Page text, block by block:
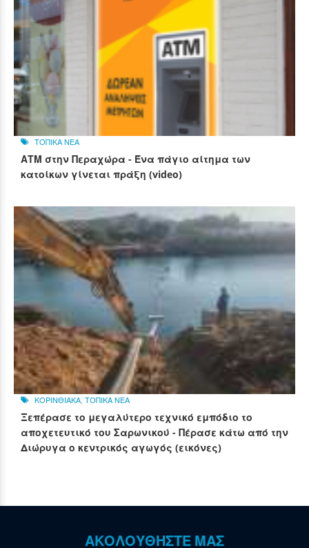
ΤΟΠΙΚΑ ΝΕΑ
ΑΤΜ στην Περαχώρα - Ένα πάγιο αίτημα των
κατοίκων γίνεται πράξη (video)
ΚΟΡΙΝΘΙΑΚΑ ΤΟΠΙΚΑ ΝΕΑ
Ξεπέρασε το μεγαλύτερο τεχνικό εμπόδιο το
αποχετευτικό του Σαρωνικού - Πέρασε κάτω από την
Διώρυγα ο κεντρικός αγωγός (εικόνες)
ΑΚΟΛΟΥΘΗΣΤΕ ΜΑΣ